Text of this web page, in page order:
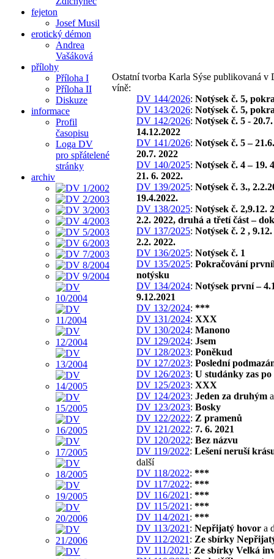
fejeton
Josef Musil
erotický démon
Andrea
Vašáková
přílohy
Příloha I
Příloha II
Diskuze
informace
Profil
časopisu
Loga DV
pro spřátelené
stránky
archiv
Ostatní tvorba Karla Sýse publikovaná v
víně:
DV 144/2026: Notýsek č. 5,
DV 143/2026: Notýsek č. 5,
DV 142/2026: Notýsek č. 5 -
14.12.2022
DV 141/2026: Notýsek č. 5 –
20.7. 2022
DV 140/2025: Notýsek č. 4 – 19.
21. 6. 2022.
DV 139/2025: Notýsek č. 3.,
19.4.2022.
DV 138/2025: Notýsek č. 2,9.12.
2.2. 2022, druhá a třetí část –
DV 137/2025: Notýsek č. 2 , 9.12.
2.2. 2022.
DV 136/2025: Notýsek č. 1
DV 135/2025: Pokračování
notýsku
DV 134/2024: Notýsek první –
9.12.2021
DV 132/2024: ***
DV 131/2024: XXX
DV 130/2024: Manono
DV 129/2024: Jsem
DV 128/2023: Poněkud
DV 127/2023: Poslední
DV 126/2023: U studánky zas po
DV 125/2023: XXX
DV 124/2023: Jeden za druhým
DV 123/2023: Bosky
DV 122/2022: Z pramenů
DV 121/2022: 7. 6. 2021
DV 120/2022: Bez názvu
DV 119/2022: Lešení neruší
další
DV 118/2022: ***
DV 117/2022: ***
DV 116/2021 : ***
DV 115/2021 : ***
DV 114/2021 : ***
DV 113/2021 : Nepřijatý hovor a
DV 112/2021 : Ze sbírky
DV 111/2021 : Ze sbírky Velká